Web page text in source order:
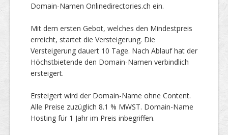
Domain-Namen Onlinedirectories.ch ein.
Mit dem ersten Gebot, welches den Mindestpreis
erreicht, startet die Versteigerung. Die
Versteigerung dauert 10 Tage. Nach Ablauf hat der
Höchstbietende den Domain-Namen verbindlich
ersteigert.
Ersteigert wird der Domain-Name ohne Content.
Alle Preise zuzüglich 8.1 % MWST. Domain-Name
Hosting für 1 Jahr im Preis inbegriffen.